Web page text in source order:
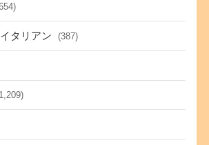
タリアン (387)